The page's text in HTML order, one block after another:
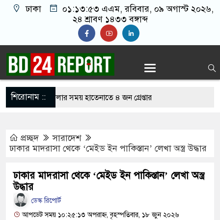
ঢাকা ০১:১৩:৫৪ এএম, রবিবার, ০৯ অগাস্ট ২০২৬,
২৪ শ্রাবণ ১৪৩৩ বঙ্গাব্দ
শিরোনাম ::
জুয়া খেলার সময় হাতেনাতে ৪ জন গ্রেপ্তার
অমায়িক ব্যবহার পান, জানালেন নারী
প্রচ্ছদ
সারাদেশ
ঢাকার মাদরাসা থেকে ‘মেইড ইন পাকিস্তান’ লেখা অস্ত্র উদ্ধার
ঢাকার মাদরাসা থেকে ‘মেইড ইন পাকিস্তান’ লেখা অস্ত্র
উদ্ধার
ডেস্ক রিপোর্ট
আপডেট সময় ১০:২৫:১৩ অপরাহ্ন, বৃহস্পতিবার, ১৮ জুন ২০২৬